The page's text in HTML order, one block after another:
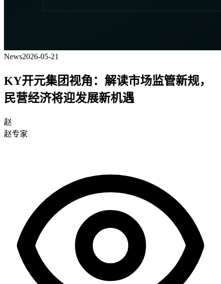
News2026-05-21
KY开元集团视角：解读市场监管新规，
民营经济将迎发展新机遇
赵
赵专家